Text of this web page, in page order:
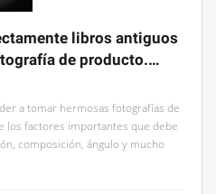
libros antiguos
de producto.…
a tomar hermosas fotografías de
los factores importantes que debe
composición, ángulo y mucho